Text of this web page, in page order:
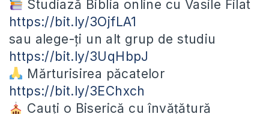
Studiază Biblia online cu Vasile Filat
https://bit.ly/3OjfLA1
sau alege-ți un alt grup de studiu
https://bit.ly/3UqHbpJ
Mărturisirea păcatelor
https://bit.ly/3EChxch
Cauți o Biserică cu învățătură